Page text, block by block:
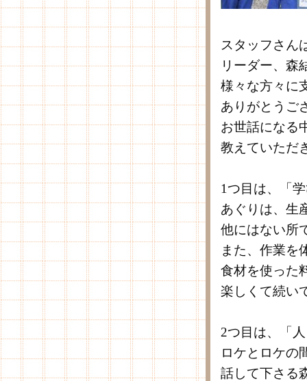
スタッフさん
リーダー、森
様々な方々に
ありがとうご
お世話になる
教えていただ
1つ目は、「
あぐりは、生
他にはない所
また、作業を
食材を使った
楽しくて続い
2つ目は、「
ロケとロケの
話して下さる